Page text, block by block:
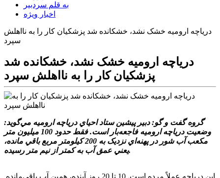
به قلم سردبیر
اخبار ویژه
درياچه اروميه خشک نشد، خشکانده شد پزشکيان کار را به نااهلش
سپرد
درياچه اروميه خشک نشد، خشکانده شد
پزشکيان کار را به نااهلش سپرد
گروه گفت و گو: دبير پيشين ستاد احياي درياچه اروميه مي‌گويد:
وضعيت درياچه اروميه فاجعه‌بار است. فقط حدود 100 ميليون متر
مکعب آب شور در پهنه‌اي نزديک به 200 کيلومتر مربع باقي مانده،
يعني عمق آب به کمتر از نيم متر رسيده.